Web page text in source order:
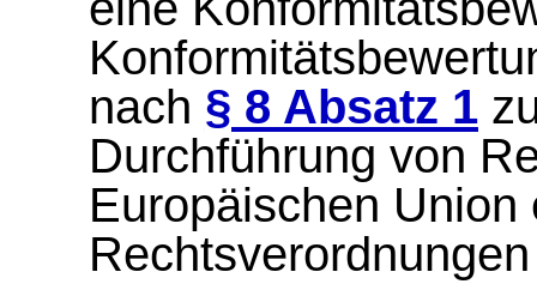
nach § 8 Absatz 1
Durchführung von
Europäischen Union